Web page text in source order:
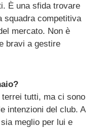
È una sfida trovare
squadra competitiva
mercato. Non è
bravi a gestire
terrei tutti, ma ci sono
intenzioni del club. A
meglio per lui e